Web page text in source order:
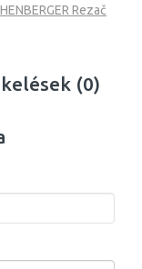
Rezač
(0)